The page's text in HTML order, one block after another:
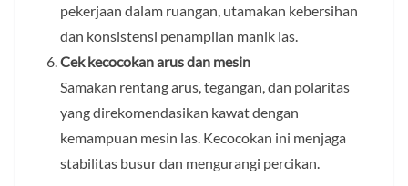
pekerjaan dalam ruangan, utamakan kebersihan
dan konsistensi penampilan manik las.
Cek kecocokan arus dan mesin
Samakan rentang arus, tegangan, dan polaritas
yang direkomendasikan kawat dengan
kemampuan mesin las. Kecocokan ini menjaga
stabilitas busur dan mengurangi percikan.